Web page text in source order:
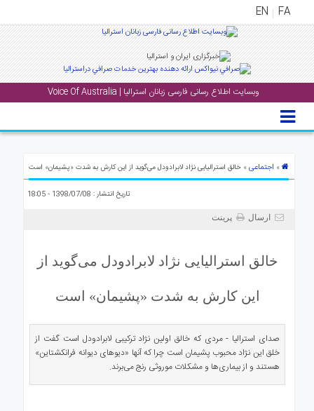
FA
EN
وبسایت اطلاع رسانی فارسی زبانان استرالیا | Voice Of Australia
منوی
اصلی
پادکست
» اجتماعی» خالق استرالیایی نژاد لابرادودل می‌گوید از این کارش به شدت «پشیمان» است
تاریخ انتشار : 1398/07/08 - 18:05
ارسال پرینت
خالق استرالیایی نژاد لابرادودل می‌گوید از
این کارش به شدت «پشیمان» است
صدای استرالیا - مردی که خالق اولین نژاد ترکیبی لابرادودل است گفت از
خلق این نژاد محبوب پشیمان است چرا که آنها «دیوهای دیوانه فرانکشتاین»
هستند و از بیماری‌ها و مشکلات موروثی رنج می‌برند.